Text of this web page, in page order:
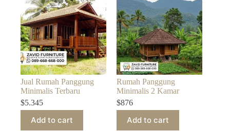
Jual Rumah Panggung
Minimalis Terbaru
$5.345
Add to cart
Rumah Panggung
Minimalis 2 Kamar
$876
Add to cart